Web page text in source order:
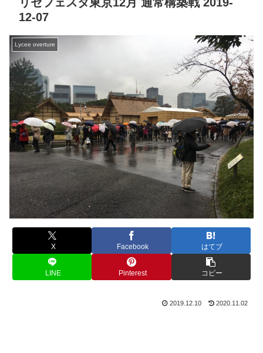
12-07
Lycee overture
X Facebook はてブ
LINE Pinterest コピー
2019.12.10 2020.11.02